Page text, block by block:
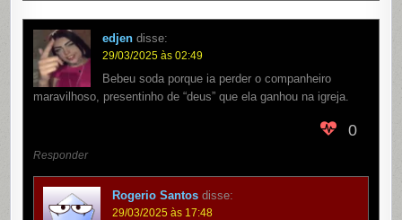
edjen disse:
29/03/2025 às 02:49
Bebeu soda porque ia perder o companheiro
maravilhoso, presentinho de “deus” que ela ganhou na igreja.
0
Responder
Rogerio Santos disse:
29/03/2025 às 17:48